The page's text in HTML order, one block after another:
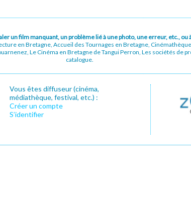
un film manquant, un problème lié à une photo, une erreur, etc.,
en Bretagne, Accueil des Tournages en Bretagne,
Le Cinéma en Bretagne de Tangui Perron, Les sociétés de
catalogue.
Vous êtes diffuseur (cinéma,
médiathèque, festival, etc.) :
Créer un compte
S’identifier